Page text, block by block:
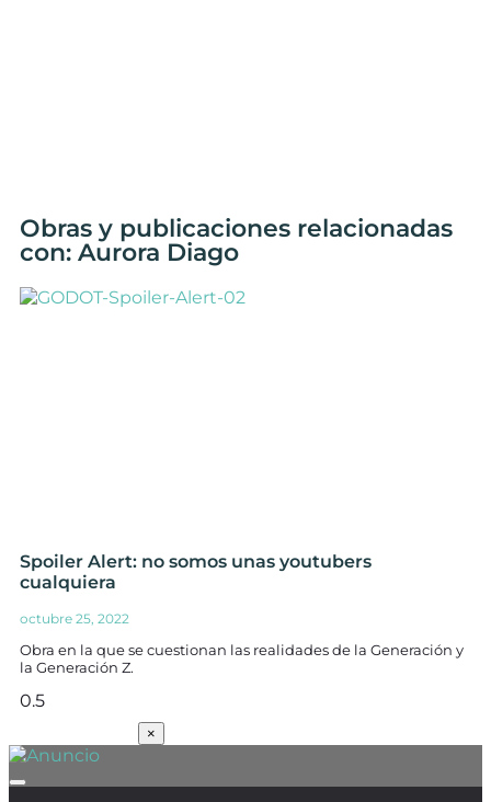
Obras y publicaciones relacionadas
con: Aurora Diago
Spoiler Alert: no somos unas youtubers
cualquiera
octubre 25, 2022
Obra en la que se cuestionan las realidades de la Generación y
la Generación Z.
×